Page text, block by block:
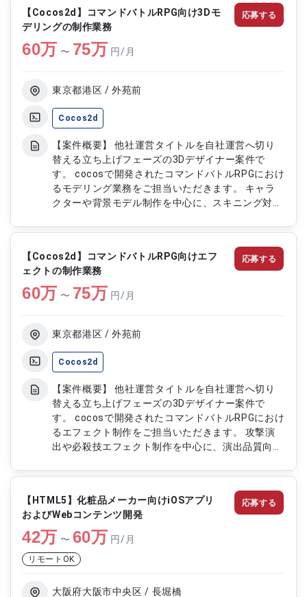
CoronaSDKを用いたアプリ開発 ・スマートフォン
向けゲームの設計、実装、試験対応 ・サーバーサ
イド通信および課金機能開発 ・UI改善、描画対応、
インゲーム改修 ・SDK導入およびストア申請対応
【Cocos2d】コマンドバトルRPG向け3Dモ
デリングの制作業務
60万 〜 75万 円/月
東京都港区 / 外苑前
Cocos2d
【案件概要】 他社運営タイトルを自社運営へ切り
替える立ち上げフェーズの3Dデザイナー案件で
す。 cocosで開発されたコマンドバトルRPGにおけ
るモデリング業務をご担当いただきます。 キャラ
クターや背景モデル制作を中心に、スキニング対応
協力会社との調整や制作物管理など、運営移管に伴
う各種対応もご担当いただきます。 【作業内容】
・キャラクターモデルの作成および組み込み対応
・背景モデルの制作対応 ・スキニング対応および
モデル調整 ・モデリング制作のスケジュールおよ
び品質管理 ・外部協力会社との調整および資料管
応募する
【Cocos2d】コマンドバトルRPG向けエフ
ェクトの制作業務
60万 〜 75万 円/月
東京都港区 / 外苑前
Cocos2d
【案件概要】 他社運営タイトルを自社運営へ切り
替える立ち上げフェーズの3Dデザイナー案件で
す。 cocosで開発されたコマンドバトルRPGにおけ
るエフェクト制作をご担当いただきます。 攻撃演
出や必殺技エフェクト制作を中心に、演出品質向上
協力会社との調整や制作進行管理など、運営移管に
伴う各種対応もご担当いただきます。 【作業内
容】 ・Bishamonを用いた攻撃、必殺技エフェクト
制作および組み込み ・After Effectsを用いた演出
仮組対応 ・エフェクト制作のスケジュールおよび
品質管理 ・外部協力会社との調整および進行管理
・各種資料、制作物の引継ぎおよび管理対応
応募する
【HTML5】化粧品メーカー向けiOSアプリ
およびWebコンテンツ開発
42万 〜 60万 円/月
リモートOK
大阪府大阪市中央区 / 長堀橋
応募する